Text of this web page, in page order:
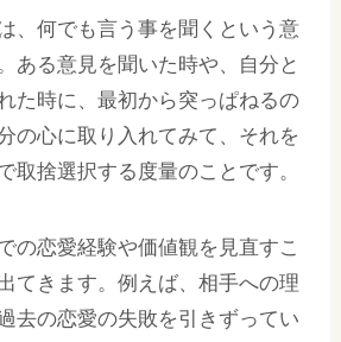
、何でも言う事を聞くという意
ある意見を聞いた時や、自分と
た時に、最初から突っぱねるの
の心に取り入れてみて、それを
取捨選択する度量のことです。
の恋愛経験や価値観を見直すこ
てきます。例えば、相手への理
去の恋愛の失敗を引きずってい